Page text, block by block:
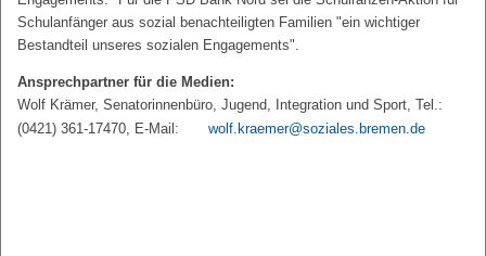
Schulanfänger aus sozial benachteiligten Familien "ein wichtiger
Bestandteil unseres sozialen Engagements".
Ansprechpartner für die Medien:
Wolf Krämer, Senatorinnenbüro, Jugend, Integration und Sport, Tel.:
(0421) 361-17470, E-Mail:
wolf.kraemer@soziales.bremen.de